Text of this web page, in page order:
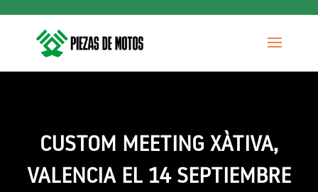
CUSTOM MEETING XÀTIVA,
VALENCIA EL 14 SEPTIEMBRE